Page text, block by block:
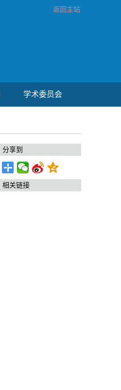
返回主站
学术委员会
分享到
相关链接